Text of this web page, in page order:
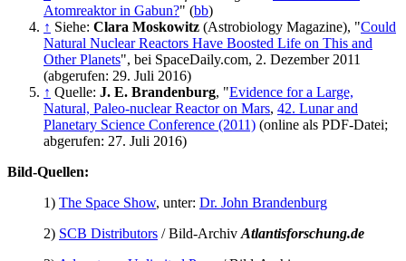
Atomreaktor in Gabun?" (bb)
↑ Siehe: Clara Moskowitz (Astrobiology Magazine), "Could
Natural Nuclear Reactors Have Boosted Life on This and
Other Planets", bei SpaceDaily.com, 2. Dezember 2011
(abgerufen: 29. Juli 2016)
↑ Quelle: J. E. Brandenburg, "Evidence for a Large,
Natural, Paleo-nuclear Reactor on Mars, 42. Lunar and
Planetary Science Conference (2011) (online als PDF-Datei;
abgerufen: 27. Juli 2016)
Bild-Quellen:
1) The Space Show, unter: Dr. John Brandenburg
2) SCB Distributors / Bild-Archiv Atlantisforschung.de